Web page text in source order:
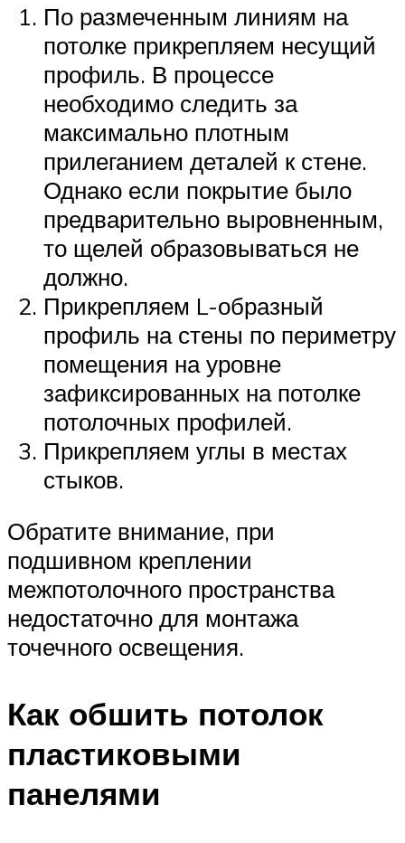
По размеченным линиям на
потолке прикрепляем несущий
профиль. В процессе
необходимо следить за
максимально плотным
прилеганием деталей к стене.
Однако если покрытие было
предварительно выровненным,
то щелей образовываться не
должно.
Прикрепляем L-образный
профиль на стены по периметру
помещения на уровне
зафиксированных на потолке
потолочных профилей.
Прикрепляем углы в местах
стыков.
Обратите внимание, при
подшивном креплении
межпотолочного пространства
недостаточно для монтажа
точечного освещения.
Как обшить потолок
пластиковыми
панелями